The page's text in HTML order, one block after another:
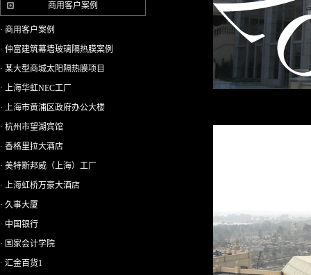
商用客户案例
· 商用客户案例
· 仲富建筑幕墙玻璃隔热膜案例
· 某大型商城太阳隔热膜项目
· 上海华虹NEC工厂
· 上海市黄浦区政府办公大楼
· 杭州市望湖宾馆
· 香格里拉大酒店
· 美特斯邦威（上海）工厂
· 上海虹桥万豪大酒店
· 久事大厦
· 中国银行
· 国家会计学院
· 汇金百货1